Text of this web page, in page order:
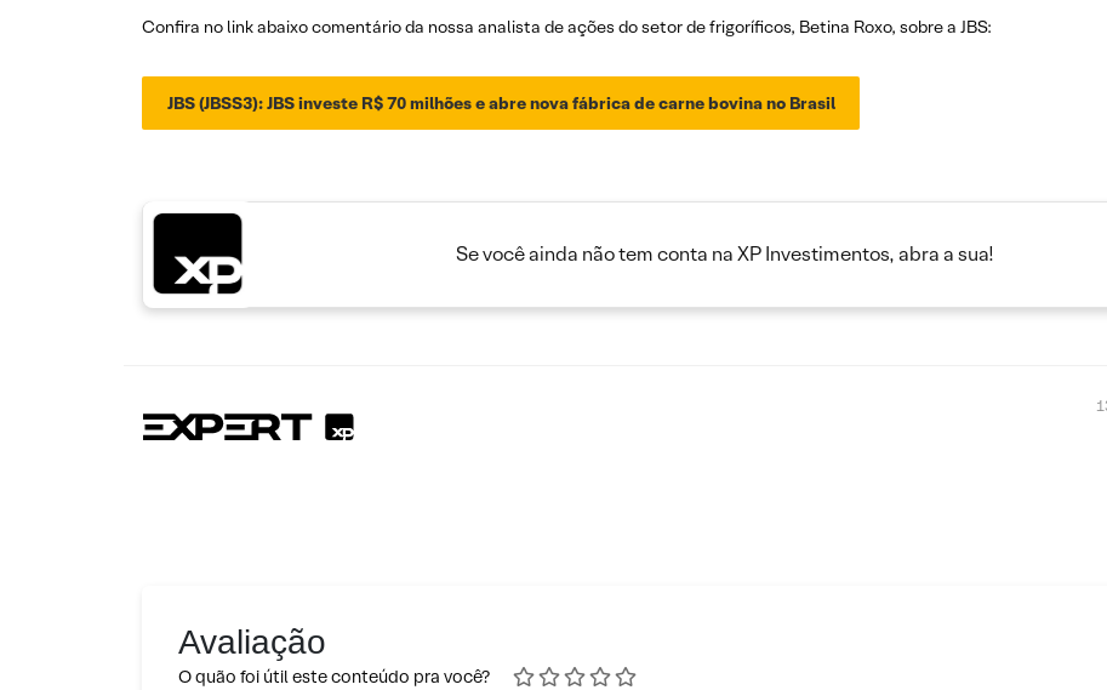
Confira no link abaixo comentário da nossa analista de ações do setor de frigoríficos, Betina Roxo, sobre a JBS:
JBS (JBSS3): JBS investe R$ 70 milhões e abre nova fábrica de carne bovina no Brasil
Se você ainda não tem conta na XP Investimentos, abra a sua!
Avaliação
O quão foi útil este conteúdo pra você?